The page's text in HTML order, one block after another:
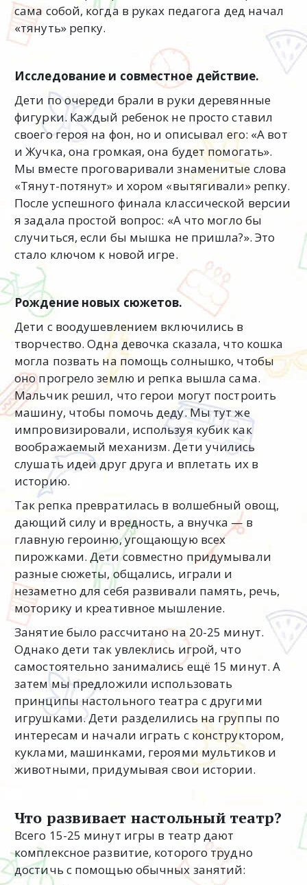
сама собой, когда в руках педагога дед начал
«тянуть» репку.
Исследование и совместное действие.
Дети по очереди брали в руки деревянные
фигурки. Каждый ребенок не просто ставил
своего героя на фон, но и описывал его: «А вот
и Жучка, она громкая, она будет помогать».
Мы вместе проговаривали знаменитые слова
«Тянут-потянут» и хором «вытягивали» репку.
После успешного финала классической версии
я задала простой вопрос: «А что могло бы
случиться, если бы мышка не пришла?». Это
стало ключом к новой игре.
Рождение новых сюжетов.
Дети с воодушевлением включились в
творчество. Одна девочка сказала, что кошка
могла позвать на помощь солнышко, чтобы
оно прогрело землю и репка вышла сама.
Мальчик решил, что герои могут построить
машину, чтобы помочь деду. Мы тут же
импровизировали, используя кубик как
воображаемый механизм. Дети учились
слушать идеи друг друга и вплетать их в
историю.
Так репка превратилась в волшебный овощ,
дающий силу и вредность, а внучка — в
главную героиню, угощающую всех
пирожками. Дети совместно придумывали
разные сюжеты, общались, играли и
незаметно для себя развивали память, речь,
моторику и креативное мышление.
Занятие было рассчитано на 20-25 минут.
Однако дети так увлеклись игрой, что
самостоятельно занимались ещё 15 минут. А
затем мы предложили использовать
принципы настольного театра с другими
игрушками. Дети разделились на группы по
интересам и начали играть с конструктором,
куклами, машинками, героями мультиков и
животными, придумывая свои истории.
Что развивает настольный театр?
Всего 15-25 минут игры в театр дают
комплексное развитие, которого трудно
достичь с помощью обычных занятий: